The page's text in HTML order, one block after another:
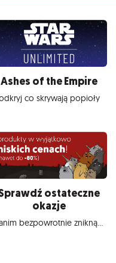
Ashes of the Empire
co skrywają popioły
ostateczne
okazje
bezpowrotnie znikną...